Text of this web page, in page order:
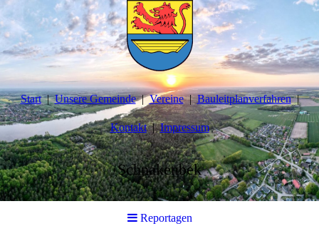
Start Unsere Gemeinde Vereine Bauleitplanverfahren
Kontakt Impressum
Schnakenbek
Reportagen